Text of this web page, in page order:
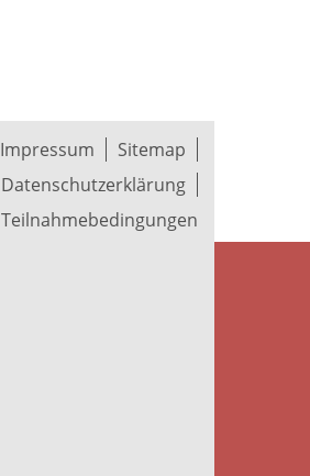
Impressum
Sitemap
Datenschutzerklärung
Teilnahmebedingungen